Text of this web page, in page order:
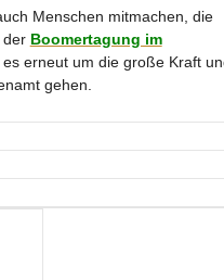
Menschen mitmachen, die
der Boomertagung im
erneut um die große Kraft
gehen.